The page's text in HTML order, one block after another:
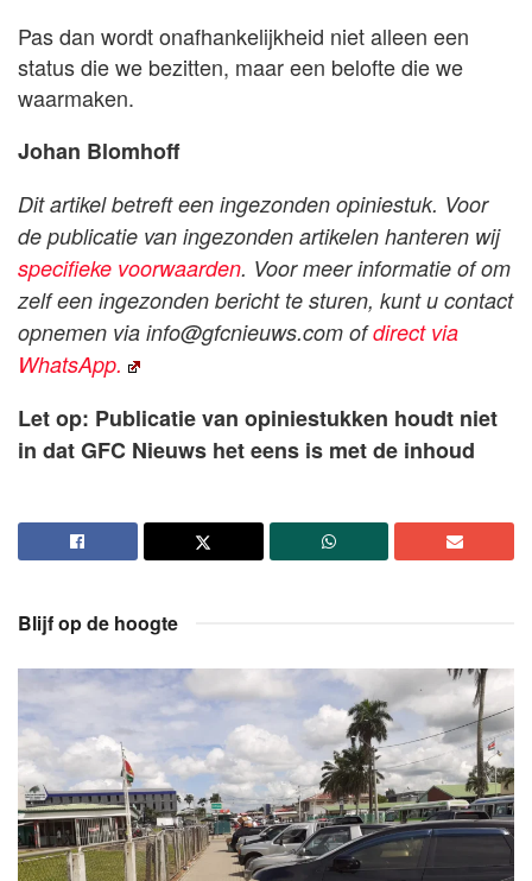
Pas dan wordt onafhankelijkheid niet alleen een
status die we bezitten, maar een belofte die we
waarmaken.
Johan Blomhoff
Dit artikel betreft een ingezonden opiniestuk. Voor
de publicatie van ingezonden artikelen hanteren wij
specifieke voorwaarden. Voor meer informatie of om
zelf een ingezonden bericht te sturen, kunt u contact
opnemen via info@gfcnieuws.com ofdirect via
WhatsApp.
Let op: Publicatie van opiniestukken houdt niet
in dat GFC Nieuws het eens is met de inhoud
Blijf op de hoogte